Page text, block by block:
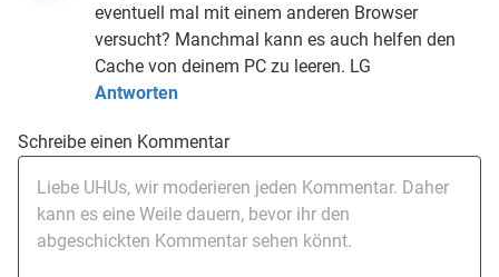
eventuell mal mit einem anderen Browser
versucht? Manchmal kann es auch helfen den
Cache von deinem PC zu leeren. LG
Antworten
Schreibe einen Kommentar